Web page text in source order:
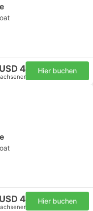
USD 4 Hier buchen
USD 4 Hier buchen